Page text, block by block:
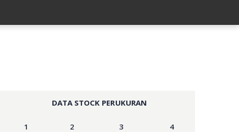
DATA STOCK PERUKURAN
1 2 3 4